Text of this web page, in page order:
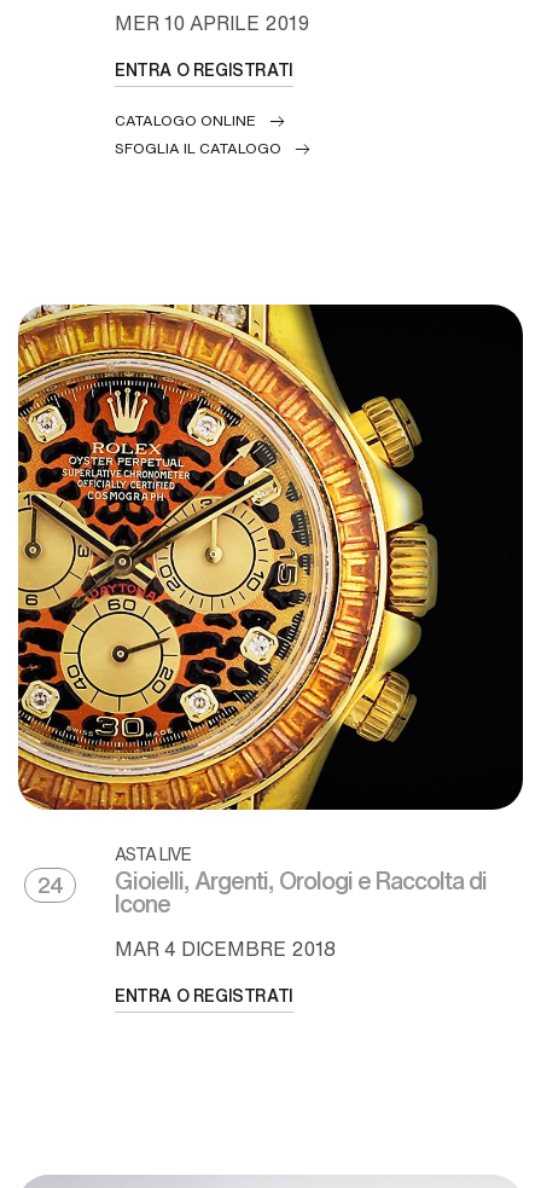
MER10 APRILE 2019
ENTRA O REGISTRATI
CATALOGO ONLINE
SFOGLIA IL CATALOGO
24
ASTA LIVE
Gioielli, Argenti, Orologi e Raccolta di
Icone
MAR4 DICEMBRE 2018
ENTRA O REGISTRATI